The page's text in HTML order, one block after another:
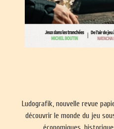
Ludografik, nouvelle revue
découvrir le monde du jeu